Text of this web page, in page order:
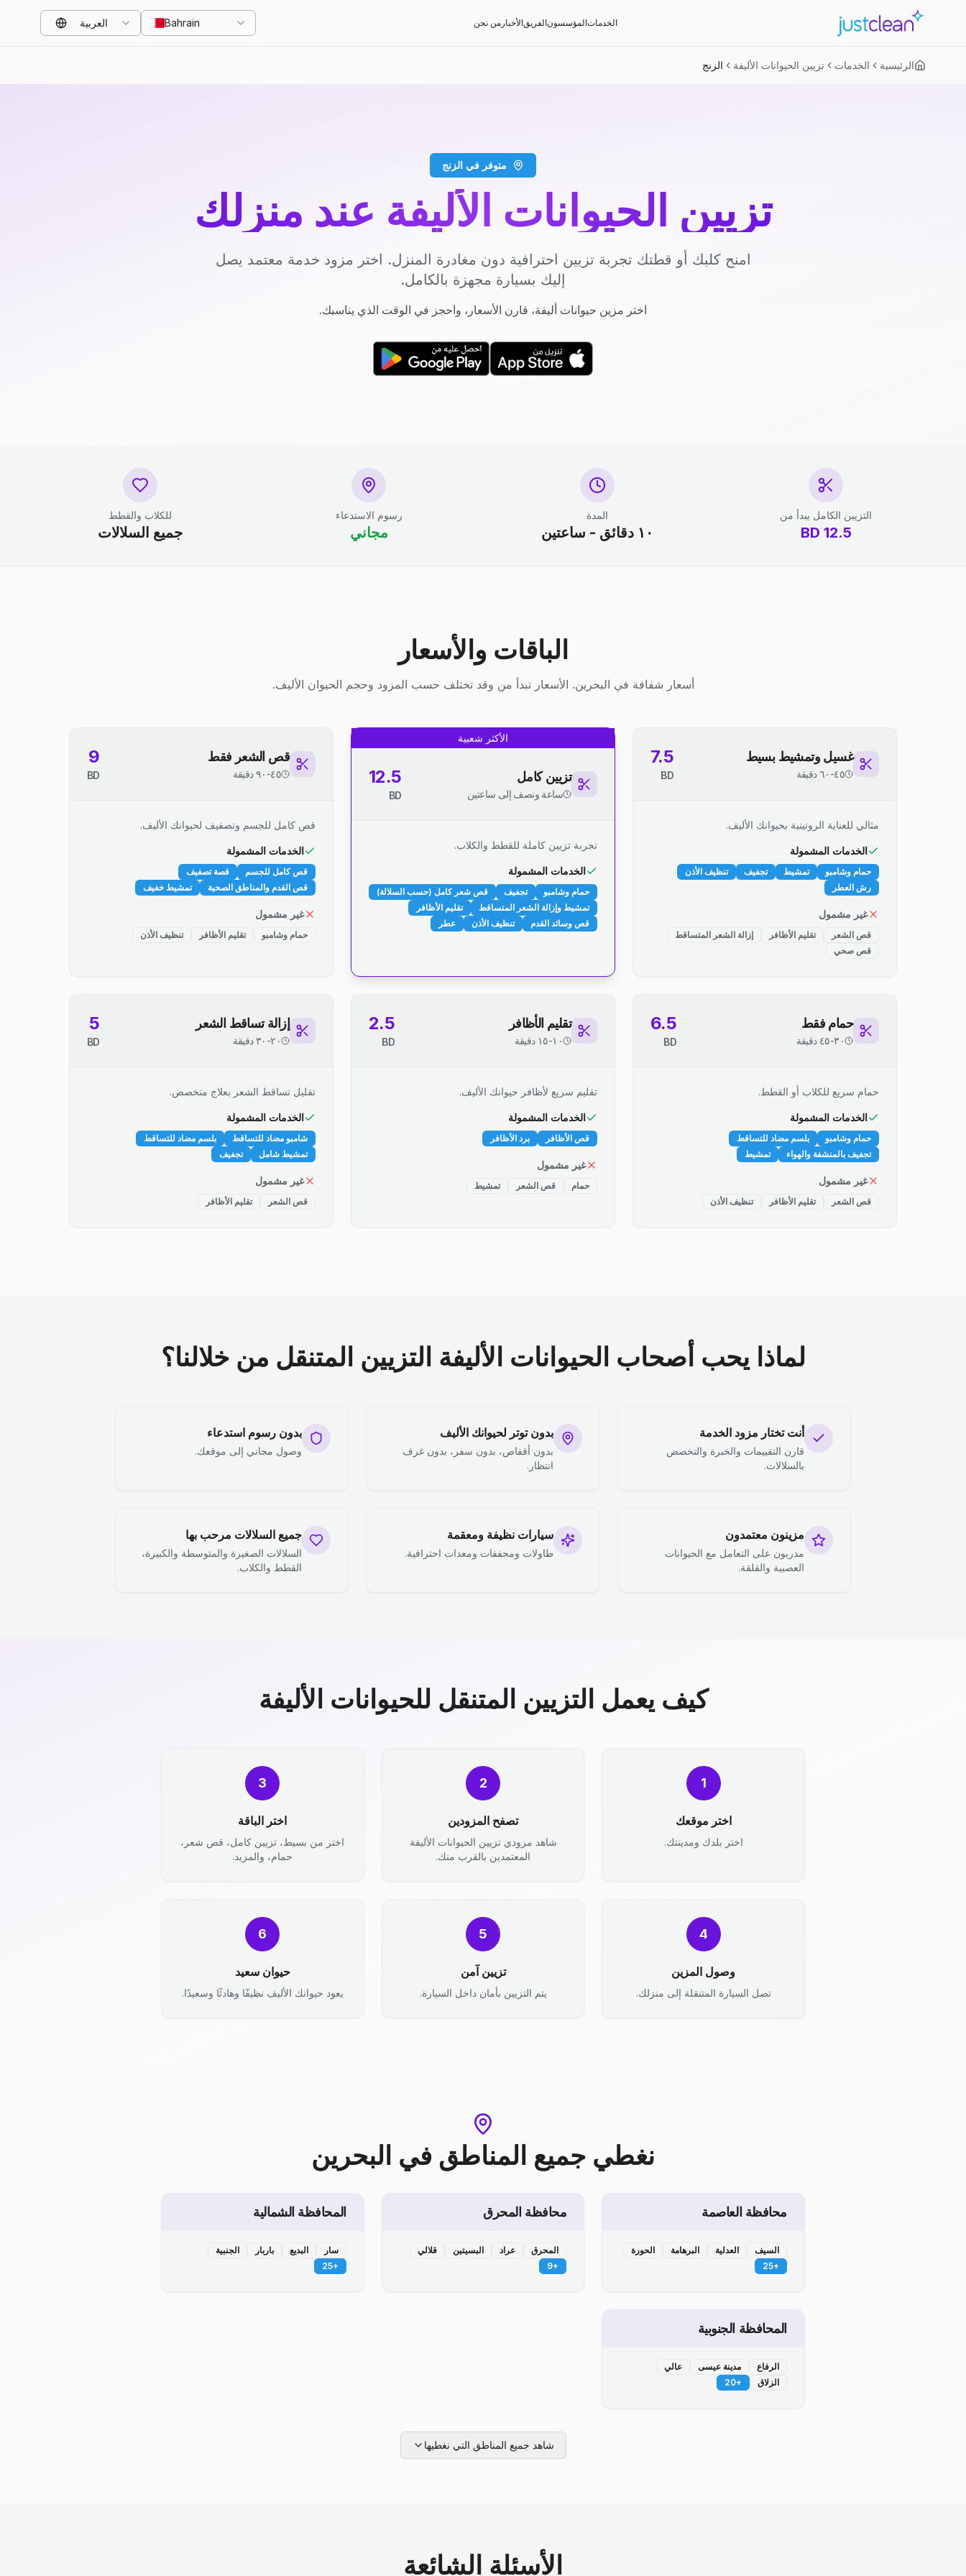
الخدماتالمؤسسونالفريقالأخبار من نحن Bahrain العربية
الرئيسية الخدمات تزيين الحيوانات الأليفة الزنج
متوفر في الزنج
تزيين الحيوانات الأليفة عند منزلك
امنح كلبك أو قطتك تجربة تزيين احترافية دون مغادرة المنزل. اختر مزود خدمة معتمد يصل
إليك بسيارة مجهزة بالكامل.
اختر مزين حيوانات أليفة، قارن الأسعار، واحجز في الوقت الذي يناسبك.
التزيين الكامل يبدأ من
12.5
BD
المدة
١٠ دقائق - ساعتين
رسوم الاستدعاء
مجاني
للكلاب والقطط
جميع السلالات
الباقات والأسعار
أسعار شفافة في البحرين. الأسعار تبدأ من وقد تختلف حسب المزود وحجم الحيوان الأليف.
غسيل وتمشيط بسيط
٤٥-٦٠ دقيقة
7.5
BD
مثالي للعناية الروتينية بحيوانك الأليف.
الخدمات المشمولة
حمام وشامبو تمشيط تجفيف
تنظيف الأذن
رش العطر
غير مشمول
قص الشعر تقليم الأظافر
إزالة الشعر المتساقط
قص صحي
الأكثر شعبية
تزيين كامل
ساعة ونصف إلى ساعتين
12.5
BD
تجربة تزيين كاملة للقطط والكلاب.
الخدمات المشمولة
حمام وشامبو تجفيف
قص شعر كامل (حسب السلالة)
تمشيط وإزالة الشعر المتساقط
تقليم الأظافر
قص وسائد القدم
تنظيف الأذن عطر
قص الشعر فقط
٤٥-٩٠ دقيقة
9
BD
قص كامل للجسم وتصفيف لحيوانك الأليف.
الخدمات المشمولة
قص كامل للجسم
قصة تصفيف
قص القدم والمناطق الصحية
تمشيط خفيف
غير مشمول
حمام وشامبو تقليم الأظافر تنظيف الأذن
حمام فقط
٣٠-٤٥ دقيقة
6.5
BD
حمام سريع للكلاب أو القطط.
الخدمات المشمولة
حمام وشامبو
بلسم مضاد للتساقط
تجفيف بالمنشفة والهواء
تمشيط
غير مشمول
قص الشعر تقليم الأظافر تنظيف الأذن
تقليم الأظافر
١٠-١٥ دقيقة
2.5
BD
تقليم سريع لأظافر حيوانك الأليف.
الخدمات المشمولة
قص الأظافر برد الأظافر
غير مشمول
حمام قص الشعر تمشيط
إزالة تساقط الشعر
٢٠-٣٠ دقيقة
5
BD
تقليل تساقط الشعر بعلاج متخصص.
الخدمات المشمولة
شامبو مضاد للتساقط
بلسم مضاد للتساقط
تمشيط شامل
تجفيف
غير مشمول
قص الشعر تقليم الأظافر
لماذا يحب أصحاب الحيوانات الأليفة التزيين المتنقل من خلالنا؟
أنت تختار مزود الخدمة
قارن التقييمات والخبرة والتخصص
بالسلالات.
بدون توتر لحيوانك الأليف
بدون أقفاص، بدون سفر، بدون غرف
انتظار.
بدون رسوم استدعاء
وصول مجاني إلى موقعك.
مزينون معتمدون
مدربون على التعامل مع الحيوانات
العصبية والقلقة.
سيارات نظيفة ومعقمة
طاولات ومجففات ومعدات احترافية.
جميع السلالات مرحب بها
السلالات الصغيرة والمتوسطة والكبيرة،
القطط والكلاب.
كيف يعمل التزيين المتنقل للحيوانات الأليفة
1
اختر موقعك
اختر بلدك ومدينتك.
2
تصفح المزودين
شاهد مزودي تزيين الحيوانات الأليفة
المعتمدين بالقرب منك.
3
اختر الباقة
اختر من بسيط، تزيين كامل، قص شعر،
حمام، والمزيد.
4
وصول المزين
تصل السيارة المتنقلة إلى منزلك.
5
تزيين آمن
يتم التزيين بأمان داخل السيارة.
6
حيوان سعيد
يعود حيوانك الأليف نظيفًا وهادئًا وسعيدًا.
نغطي جميع المناطق في البحرين
محافظة العاصمة
السيف العدلية البرهامة
الحورة
+
25
محافظة المحرق
المحرق عراد البسيتين
قلالي
+
9
المحافظة الشمالية
سار البديع باربار
الجنبية
+
25
المحافظة الجنوبية
الرفاع مدينة عيسى
عالي
الزلاق
+
20
شاهد جميع المناطق التي نغطيها
الأسئلة الشائعة